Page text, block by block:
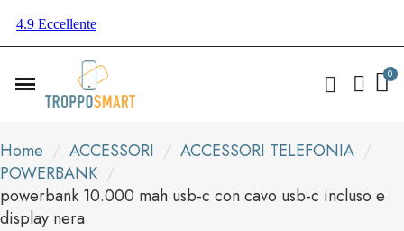
Home ACCESSORI
ACCESSORI TELEFONIA
POWERBANK
powerbank 10.000 mah usb-c con cavo usb-c incluso e
display nera